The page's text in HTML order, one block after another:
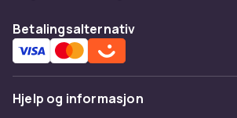
Blant kommende utgivelser kan du
som snart kommer i hyllene. Det
Limited Editions, remastrede
eksklusive spilledåser for de som
ekstra i samlingen sin. Perfekt for
Betalingsalternativ
Hjelp og informasjon